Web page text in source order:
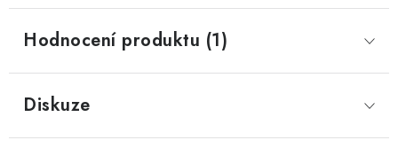
Hodnocení produktu (1)
Diskuze